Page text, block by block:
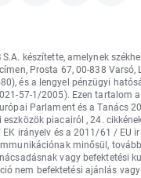
készítette, amelynek
Prosta 67, 00-838 Varsó,
és a lengyel pénzügyi
57-1/2005). Ezen tartalom
Parlament és a Tanács
piacairól , 24.
irányelv és a 2011/61 / EU
minősül,
vagy befektetési
nem befektetési ajánlás